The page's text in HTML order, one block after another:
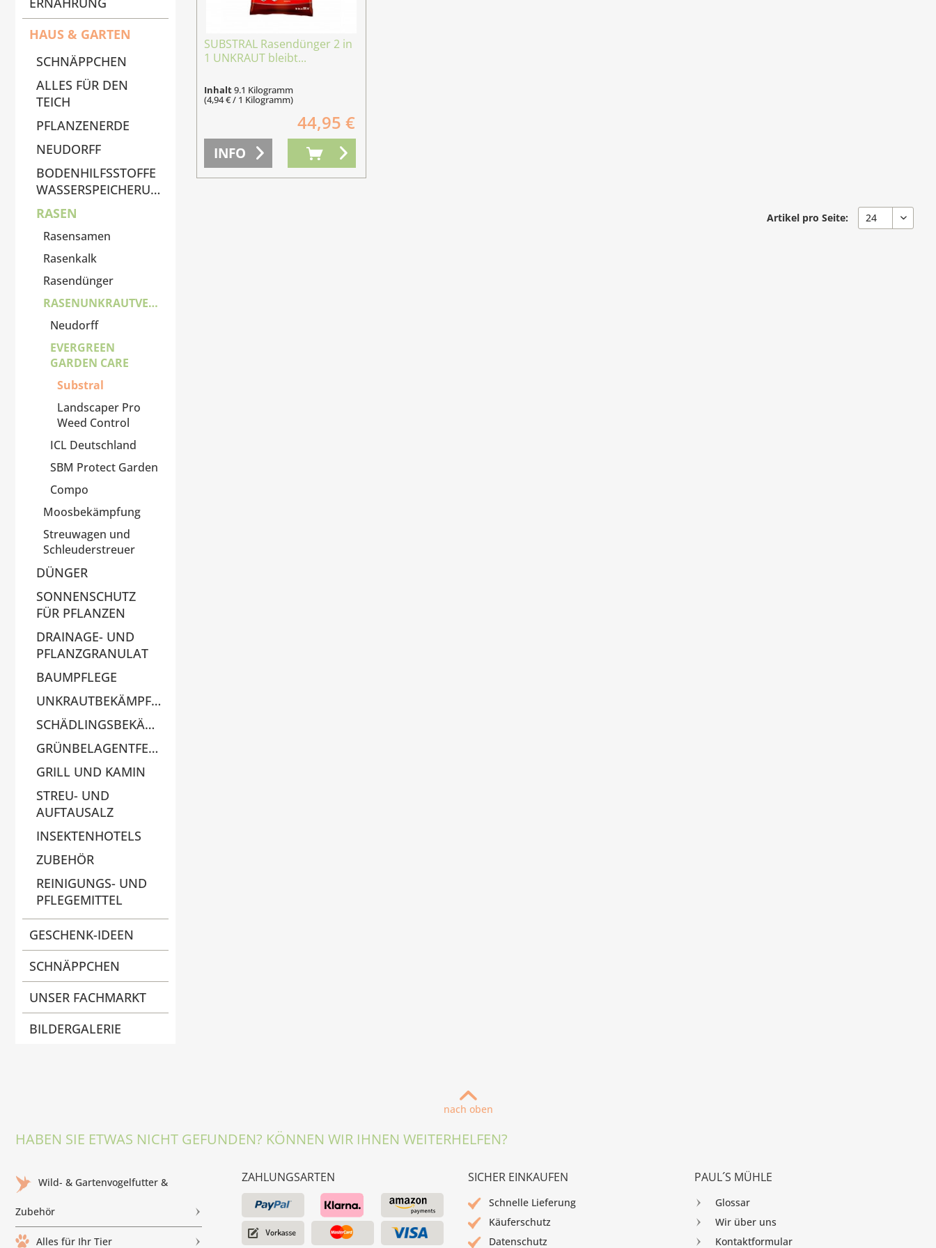
HAUS & GARTEN
SCHNÄPPCHEN
ALLES FÜR DEN
TEICH
PFLANZENERDE
NEUDORFF
BODENHILFSSTOFFE
WASSERSPEICHERUNG
RASEN
Rasensamen
Rasenkalk
Rasendünger
RASENUNKRAUTVERNICHTER
Neudorff
EVERGREEN
GARDEN CARE
Substral
Landscaper Pro
Weed Control
ICL Deutschland
SBM Protect Garden
Compo
Moosbekämpfung
Streuwagen und
Schleuderstreuer
DÜNGER
SONNENSCHUTZ
FÜR PFLANZEN
DRAINAGE- UND
PFLANZGRANULAT
BAUMPFLEGE
UNKRAUTBEKÄMPFUNG
SCHÄDLINGSBEKÄMPFUNG
GRÜNBELAGENTFERNER
GRILL UND KAMIN
STREU- UND
AUFTAUSALZ
INSEKTENHOTELS
ZUBEHÖR
REINIGUNGS- UND
PFLEGEMITTEL
GESCHENK-IDEEN
SCHNÄPPCHEN
UNSER FACHMARKT
BILDERGALERIE
SUBSTRAL Rasendünger 2 in
1 UNKRAUT bleibt...
Inhalt9.1 Kilogramm
(4,94 € / 1 Kilogramm)
44,95 €
INFO
Artikel pro Seite:
nach oben
HABEN SIE ETWAS NICHT GEFUNDEN? KÖNNEN WIR IHNEN WEITERHELFEN?
Wild- & Gartenvogelfutter &
Zubehör
Alles für Ihr Tier
ZAHLUNGSARTEN SICHER EINKAUFEN
Schnelle Lieferung
Käuferschutz
Datenschutz
PAUL´S MÜHLE
Glossar
Wir über uns
Kontaktformular